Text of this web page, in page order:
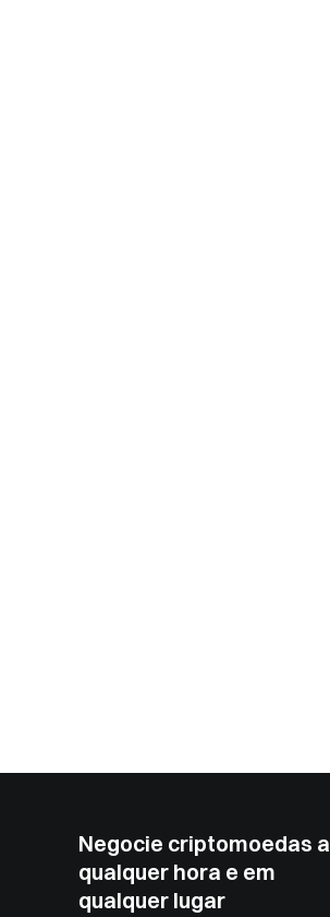
Negocie criptomoedas a
qualquer hora e em
qualquer lugar